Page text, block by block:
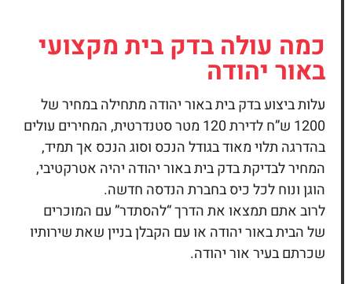
כמה עולה בדק בית מקצועי
באור יהודה
עלות ביצועבדק ביתבאור יהודה מתחילה במחיר של
1200 ש”ח לדירת 120 מטר סטנדרטית, המחירים עולים
בהדרגה תלוי מאוד בגודל הנכס וסוג הנכס אך תמיד,
המחיר לבדיקת בדק בית באור יהודה יהיה אטרקטיבי,
הוגן ונוח לכל כיס בחברת הנדסה חדשה.
לרוב אתם תמצאו את הדרך “להסתדר” עם המוכרים
של הבית באור יהודה או עם הקבלן בניין שאת שירותיו
שכרתם בעיר אור יהודה.